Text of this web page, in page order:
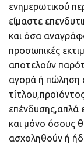
ενημερωτικού
είμαστε
και όσα
προσωπικές
αποτελούν
αγορά ή πώληση
επένδυσης,απλά
και μόνο όσους
ασχοληθούν ή